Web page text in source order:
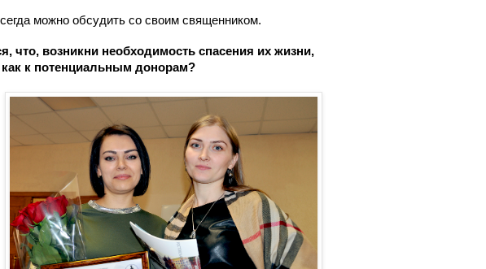
можно обсудить со своим священником.
что, возникни необходимость спасения их жизни,
к потенциальным донорам?